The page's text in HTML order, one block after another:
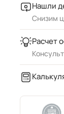
Нашли
Снизим
Расчет